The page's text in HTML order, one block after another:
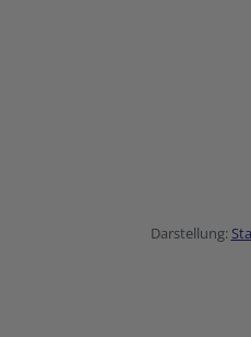
Darstellung: